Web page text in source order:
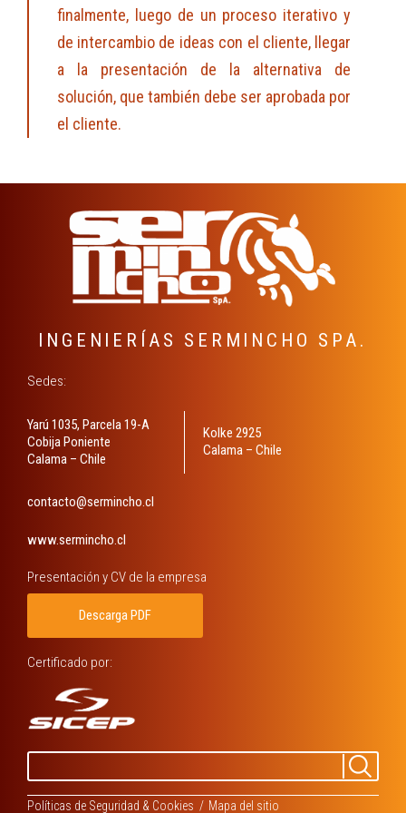
finalmente, luego de un proceso iterativo y
de intercambio de ideas con el cliente, llegar
a la presentación de la alternativa de
solución, que también debe ser aprobada por
el cliente.
INGENIERÍAS SERMINCHO SPA.
Sedes:
Yarú 1035, Parcela 19-A
Cobija Poniente
Calama – Chile
Kolke 2925
Calama – Chile
contacto@sermincho.cl
www.sermincho.cl
Presentación y CV de la empresa
Descarga PDF
por:
Políticas de Seguridad & Cookies Mapa del sitio